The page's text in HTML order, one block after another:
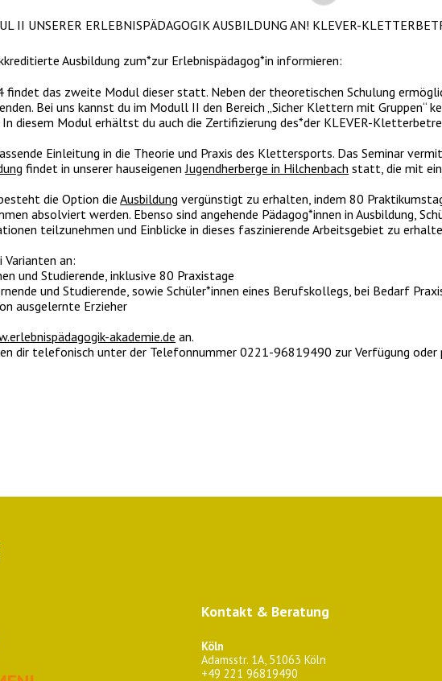
II UNSERER ERLEBNISPÄDAGOGIK AUSBILDUNG AN! KLEVER-
Ausbildung zum*zur Erlebnispädagog*in informieren:
findet das zweite Modul dieser statt. Neben der theoretischen Schulung
Bei uns kannst du im Modull II den Bereich „Sicher Klettern mit Gruppen“
diesem Modul erhältst du auch die Zertifizierung des*der KLEVER-
Einleitung in die Theorie und Praxis des Klettersports. Das Seminar
findet in unserer hauseigenenJugendherberge in Hilchenbach statt, die mit
die Option dieAusbildung vergünstigt zu erhalten, indem 80
absolviert werden. Ebenso sind angehende Pädagog*innen in Ausbildung,
teilzunehmen und Einblicke in dieses faszinierende Arbeitsgebiet zu
Varianten an:
und Studierende, inklusive 80 Praxistage
und Studierende, sowie Schüler*innen eines Berufskollegs, bei Bedarf
ausgelernte Erzieher
akademie.de an.
dir telefonisch unter der Telefonnummer 0221-96819490 zur Verfügung
Kontakt & Beratung
Köln
Adamsstr. 1A, 51063 Köln
+49 221 96819490